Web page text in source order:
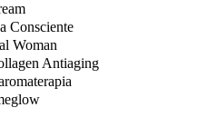
Consciente
Woman
Antiaging